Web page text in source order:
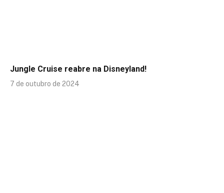
Jungle Cruise reabre na Disneyland!
7 de outubro de 2024